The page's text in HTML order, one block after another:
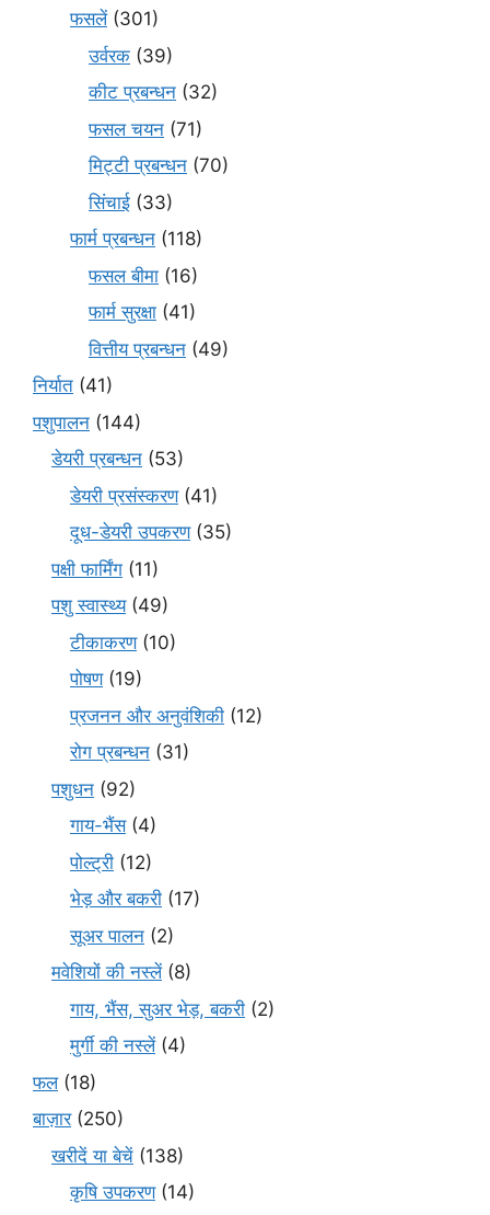
फसलें(301)
उर्वरक (39)
कीट प्रबन्धन (32)
फसल चयन (71)
मि‌ट्टी प्रबन्धन (70)
सिंचाई (33)
फार्म प्रबन्धन (118)
फसल बीमा (16)
फार्म सुरक्षा (41)
वित्तीय प्रबन्धन (49)
निर्यात (41)
पशुपालन (144)
डेयरी प्रबन्धन (53)
डेयरी प्रसंस्करण(41)
दूध-डेयरी उपकरण(35)
पक्षी फार्मिंग (11)
पशु स्वास्थ्य(49)
टीकाकरण(10)
पोषण(19)
प्रजनन और अनुवंशिकी (12)
रोग प्रबन्धन (31)
पशुधन (92)
गाय-भैंस(4)
पोल्ट्री (12)
भेड़ और बकरी (17)
सूअर पालन (2)
मवेशियों की नस्लें(8)
गाय, भैंस, सुअर भेड़, बकरी (2)
मुर्गी की नस्लें(4)
फल(18)
बाज़ार(250)
खरीदें या बेचें (138)
कृषि उपकरण(14)